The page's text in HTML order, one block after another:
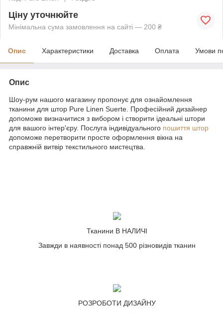
Ціну уточнюйте
Мінімальна сума замовлення на сайті — 200 ₴
Опис Характеристики Доставка Оплата Умови
Опис
Шоу-рум нашого магазину пропонує для ознайомлення
тканини для штор Pure Linen Suerte. Професійний дизайнер
допоможе визначитися з вибором і створити ідеальні штори
для вашого інтер'єру. Послуга індивідуального пошиття штор
допоможе перетворити просте оформлення вікна на
справжній витвір текстильного мистецтва.
Тканини В НАЛИЧІ
Завжди в наявності понад 500 різновидів тканин
РОЗРОБОТИ ДИЗАЙНУ